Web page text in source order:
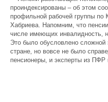
проиндексированы – об этом
профильной рабочей группы по
Хабриева. Напомним, что
числе имеющих инвалидность,
Это было обусловлено сложной
стране, но вовсе не было
пенсионеры, и эксперты из ПФР